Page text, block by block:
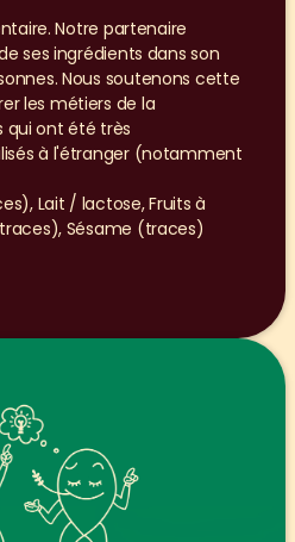
Notre partenaire
ses ingrédients dans son
Nous soutenons cette
les métiers de la
qui ont été très
à l'étranger (notamment
Lait / lactose, Fruits à
Sésame (traces)